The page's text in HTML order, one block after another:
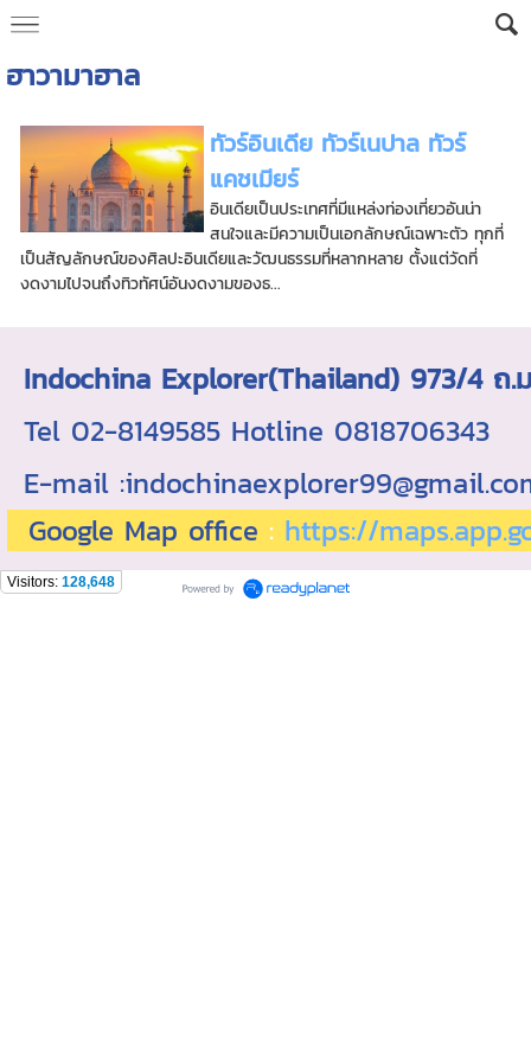
ฮาวามาฮาล
ทัวร์อินเดีย ทัวร์เนปาล ทัวร์
แคชเมียร์
อินเดียเป็นประเทศที่มีแหล่งท่องเที่ยวอันน่า
สนใจและมีความเป็นเอกลักษณ์เฉพาะตัว ทุกที่
เป็นสัญลักษณ์ของศิลปะอินเดียและวัฒนธรรมที่หลากหลาย ตั้งแต่วัดที่
งดงามไปจนถึงทิวทัศน์อันงดงามของธ...
Indochina Explorer(Thailand) 973/4
Tel 02-8149585 Hotline 0818706343
E-mail
Google Map office : https://
Visitors: 128,648